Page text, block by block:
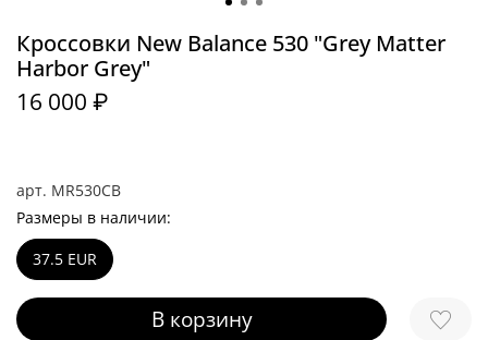
арт. MR530CB
Кроссовки New Balance 530 "Grey Matter
Harbor Grey"
16 000 ₽
В корзину
Размеры в наличии:
37.5 EUR